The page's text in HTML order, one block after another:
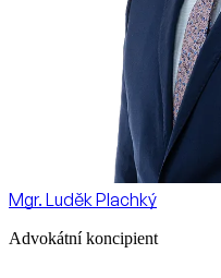
Mgr. Luděk Plachký
Advokátní koncipient